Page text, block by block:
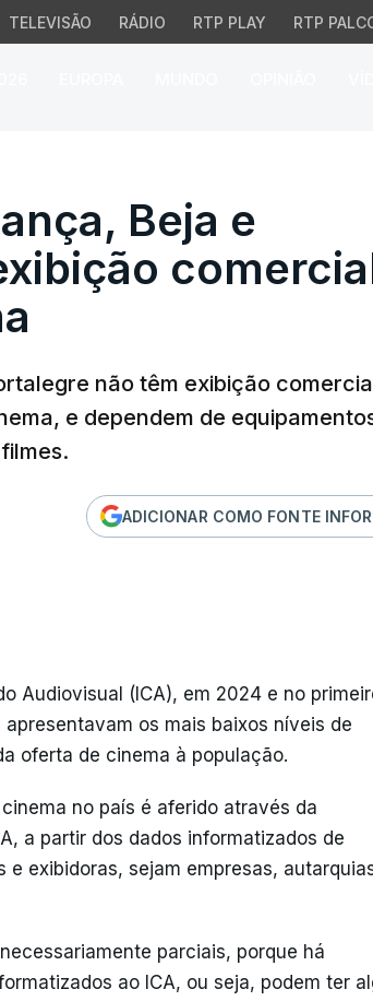
TELEVISÃO RÁDIO RTP PLAY RTP
Beja e
Beja e
não têm exibição
e dependem de
ADICIONAR COMO FONTE
Audiovisual (ICA), em 2024 e no
os mais baixos níveis de
oferta de cinema à população.
no país é aferido através da
a partir dos dados informatizados de
exibidoras, sejam empresas,
parciais, porque há
ao ICA, ou seja, podem ter